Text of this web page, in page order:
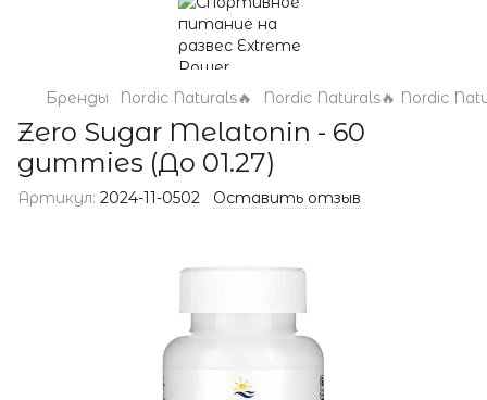
Бренды Nordic Naturals🔥 Nordic Naturals🔥 Nordic
Zero Sugar Melatonin - 60
gummies (До 01.27)
Артикул: 2024-11-0502 Оставить отзыв